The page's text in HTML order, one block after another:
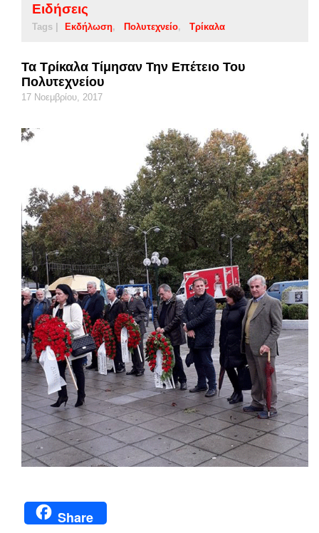
Ειδήσεις
Tags | Εκδήλωση Πολυτεχνείο Τρίκαλα
Τα Τρίκαλα Τίμησαν Την Επέτειο Του
Πολυτεχνείου
17 Νοεμβρίου, 2017
Share